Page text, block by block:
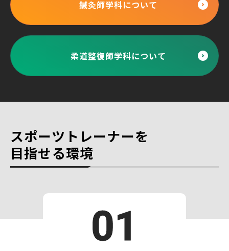
鍼灸師学科について
柔道整復師学科について
スポーツトレーナーを
目指せる環境
01